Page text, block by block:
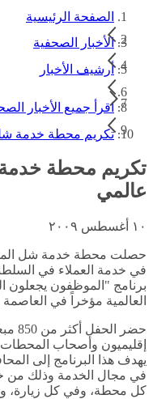
الصفحة الرئيسية
الأخبار الصحفية
أرشيف الأخبار
اقرأ جميع الأخبار
تكريم محطة خدمة
تكريم محطة
عالمي
١٠ أغسطس ٢٠٠٩
حصلت محطة خدمة شل
في خدمة العملاء في
برنامج "الموظفون يجعلون
العالمية مؤخراً في
إقليميون وأصحاب المحطات،
يهدف هذا البرنامج إلى
في مجال الخدمة وذلك من
كل محطة، وفي كل زيارة،